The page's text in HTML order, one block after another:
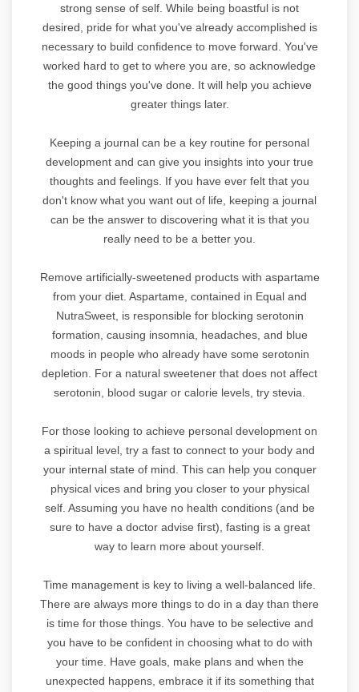
strong sense of self. While being boastful is not
desired, pride for what you've already accomplished is
necessary to build confidence to move forward. You've
worked hard to get to where you are, so acknowledge
the good things you've done. It will help you achieve
greater things later.
Keeping a journal can be a key routine for personal
development and can give you insights into your true
thoughts and feelings. If you have ever felt that you
don't know what you want out of life, keeping a journal
can be the answer to discovering what it is that you
really need to be a better you.
Remove artificially-sweetened products with aspartame
from your diet. Aspartame, contained in Equal and
NutraSweet, is responsible for blocking serotonin
formation, causing insomnia, headaches, and blue
moods in people who already have some serotonin
depletion. For a natural sweetener that does not affect
serotonin, blood sugar or calorie levels, try stevia.
For those looking to achieve personal development on
a spiritual level, try a fast to connect to your body and
your internal state of mind. This can help you conquer
physical vices and bring you closer to your physical
self. Assuming you have no health conditions (and be
sure to have a doctor advise first), fasting is a great
way to learn more about yourself.
Time management is key to living a well-balanced life.
There are always more things to do in a day than there
is time for those things. You have to be selective and
you have to be confident in choosing what to do with
your time. Have goals, make plans and when the
unexpected happens, embrace it if its something that